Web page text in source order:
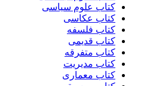
کتاب علوم سیاسی
کتاب عکاسی
کتاب فلسفه
کتاب قدیمی
کتاب متفرقه
کتاب مدیریت
کتاب معماری